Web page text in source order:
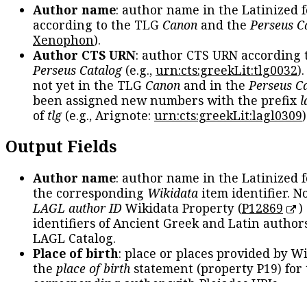
Author name: author name in the Latinized
according to the TLG Canon and thePerseus
Xenophon).
Author CTS URN: author CTS URN according
Perseus Catalog(e.g., urn:cts:greekLit:tlg0032
not yet in the TLG Canon and in thePerseus
been assigned new numbers with the prefix
oftlg(e.g., Arignote: urn:cts:greekLit:lagl0309
Output Fields
Author name: author name in the Latinized
the corresponding Wikidata item identifier.
LAGL author IDWikidata Property (P12869
)
identifiers of Ancient Greek and Latin
LAGL Catalog.
Place of birth: place or places provided by
the place of birth statement (property P19) for